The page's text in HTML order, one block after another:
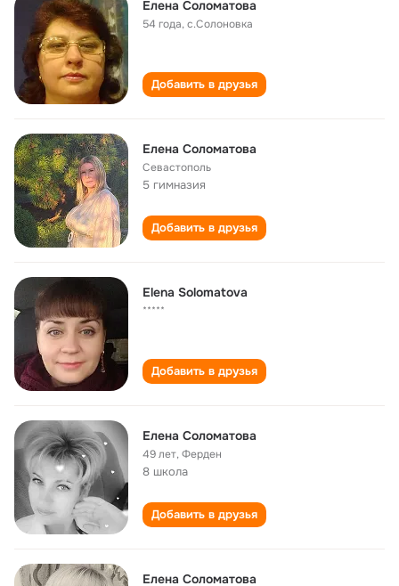
Елена Соломатова
54 года,с.Солоновка
Добавить в друзья
Елена Соломатова
Севастополь
5 гимназия
Добавить в друзья
Elena Solomatova
*****
Добавить в друзья
Елена Соломатова
49 лет,Ферден
8 школа
Добавить в друзья
Елена Соломатова